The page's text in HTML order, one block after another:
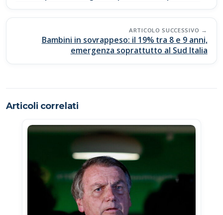
k p k
ARTICOLO SUCCESSIVO
Bambini in sovrappeso: il 19% tra 8 e 9 anni,
emergenza soprattutto al Sud Italia
Articoli correlati